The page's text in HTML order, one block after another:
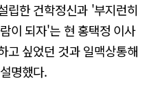
립한 건학정신과 '부지런히
이 되자'는 현 홍택정 이사
고 싶었던 것과 일맥상통해
명했다.